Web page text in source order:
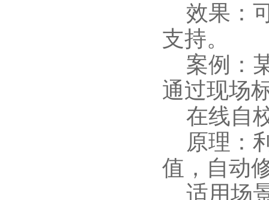
效果：
支持。
案例：
通过现场
在线自
原理：
值，自动
适用场